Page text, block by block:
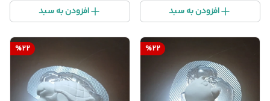
افزودن به سبد افزودن به سبد
%22
%22